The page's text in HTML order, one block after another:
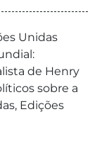
Unidas
de Henry
sobre a
Edições